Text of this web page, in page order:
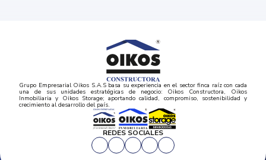
Grupo Empresarial Oikos S.A.S basa su experiencia en el sector finca raíz con cada
una de sus unidades estratégicas de negocio: Oikos Constructora, Oikos
Inmobiliaria y Oikos Storage; aportando calidad, compromiso, sostenibilidad y
crecimiento al desarrollo del país.
REDES SOCIALES